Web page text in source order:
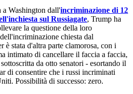
a Washington dall'incriminazione di 12
sul Russiagate, Trump ha
la questione della loro
chiesta dal
è stata d'altra parte clamorosa, con i
intimato di cancellare il faccia a faccia,
da otto senatori - esortando il
di consentire che i russi incriminati
Possibilità di successo: zero.